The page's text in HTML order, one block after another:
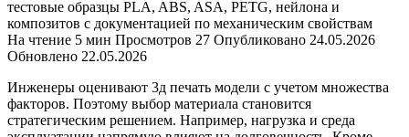
На чтение 5 мин Просмотров 27 Опубликовано 24.05.2026
Обновлено 22.05.2026
Инженеры оценивают 3д печать модели с учетом множества
факторов. Поэтому выбор материала становится
стратегическим решением. Например, нагрузка и среда